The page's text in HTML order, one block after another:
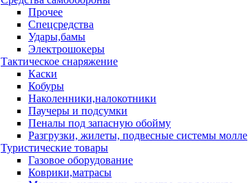
Прочее
Спецсредства
Удары,бамы
Электрошокеры
Тактическое снаряжение
Каски
Кобуры
Наколенники,налокотники
Паучеры и подсумки
Пеналы под запасную обойму
Разгрузки, жилеты, подвесные системы молле
Туристические товары
Газовое оборудование
Коврики,матрасы